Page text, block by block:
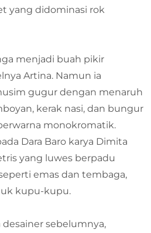
yang didominasi rok
menjadi buah pikir
Artina. Namun ia
gugur dengan menaruh
kerak nasi, dan bungur
monokromatik.
Dara Baro karya Dimita
yang luwes berpadu
emas dan tembaga,
kupu-kupu.
sebelumnya,